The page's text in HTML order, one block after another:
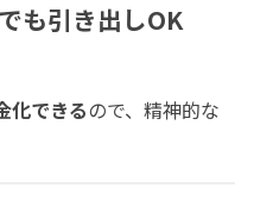
も引き出しOK
化できるので、精神的な